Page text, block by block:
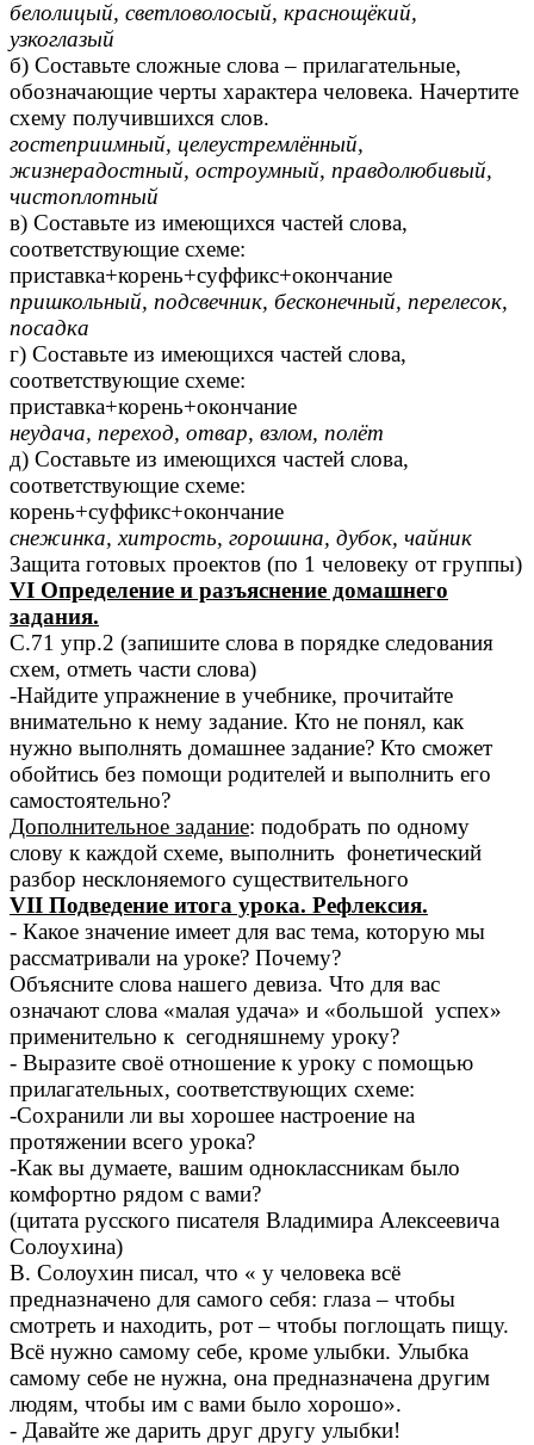
белолицый, светловолосый, краснощёкий,
узкоглазый
б) Составьте сложные слова – прилагательные,
обозначающие черты характера человека. Начертите
схему получившихся слов.
гостеприимный, целеустремлённый,
жизнерадостный, остроумный, правдолюбивый,
чистоплотный
в) Составьте из имеющихся частей слова,
соответствующие схеме:
приставка+корень+суффикс+окончание
пришкольный, подсвечник, бесконечный, перелесок,
посадка
г) Составьте из имеющихся частей слова,
соответствующие схеме:
приставка+корень+окончание
неудача, переход, отвар, взлом, полёт
д) Составьте из имеющихся частей слова,
соответствующие схеме:
корень+суффикс+окончание
снежинка, хитрость, горошина, дубок, чайник
Защита готовых проектов (по 1 человеку от группы)
VI Определение и разъяснение домашнего
задания.
С.71 упр.2 (запишите слова в порядке следования
схем, отметь части слова)
-Найдите упражнение в учебнике, прочитайте
внимательно к нему задание. Кто не понял, как
нужно выполнять домашнее задание? Кто сможет
обойтись без помощи родителей и выполнить его
самостоятельно?
Дополнительное задание: подобрать по одному
слову к каждой схеме, выполнить фонетический
разбор несклоняемого существительного
VII Подведение итога урока. Рефлексия.
- Какое значение имеет для вас тема, которую мы
рассматривали на уроке? Почему?
Объясните слова нашего девиза. Что для вас
означают слова «малая удача» и «большой успех»
применительно к сегодняшнему уроку?
- Выразите своё отношение к уроку с помощью
прилагательных, соответствующих схеме:
-Сохранили ли вы хорошее настроение на
протяжении всего урока?
-Как вы думаете, вашим одноклассникам было
комфортно рядом с вами?
(цитата русского писателя Владимира Алексеевича
Солоухина)
В. Солоухин писал, что « у человека всё
предназначено для самого себя: глаза – чтобы
смотреть и находить, рот – чтобы поглощать пищу.
Всё нужно самому себе, кроме улыбки. Улыбка
самому себе не нужна, она предназначена другим
людям, чтобы им с вами было хорошо».
- Давайте же дарить друг другу улыбки!